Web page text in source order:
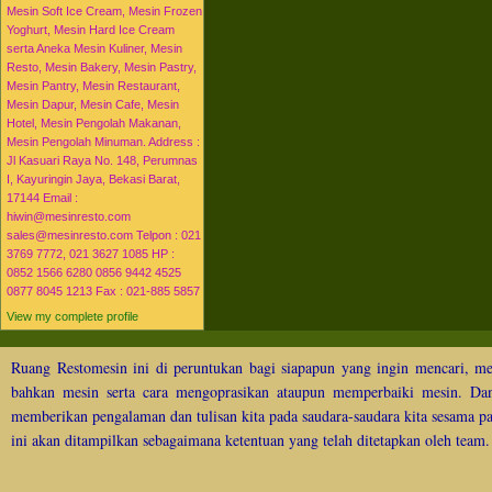
►2014(51)
►2015(16)
Mesin Soft Ice Cream, Mesin Frozen
Yoghurt, Mesin Hard Ice Cream
serta Aneka Mesin Kuliner, Mesin
Resto, Mesin Bakery, Mesin Pastry,
Mesin Pantry, Mesin Restaurant,
Mesin Dapur, Mesin Cafe, Mesin
Hotel, Mesin Pengolah Makanan,
Mesin Pengolah Minuman. Address :
Jl Kasuari Raya No. 148, Perumnas
I, Kayuringin Jaya, Bekasi Barat,
17144 Email :
hiwin@mesinresto.com
sales@mesinresto.com Telpon : 021
3769 7772, 021 3627 1085 HP :
0852 1566 6280 0856 9442 4525
0877 8045 1213 Fax : 021-885 5857
View my complete profile
Ruang Restomesin ini di peruntukan bagi siapapun yang ingin mencari,
bahkan mesin serta cara mengoprasikan ataupun memperbaiki mesin.
memberikan pengalaman dan tulisan kita pada saudara-saudara kita
ini akan ditampilkan sebagaimana ketentuan yang telah ditetapkan oleh team.